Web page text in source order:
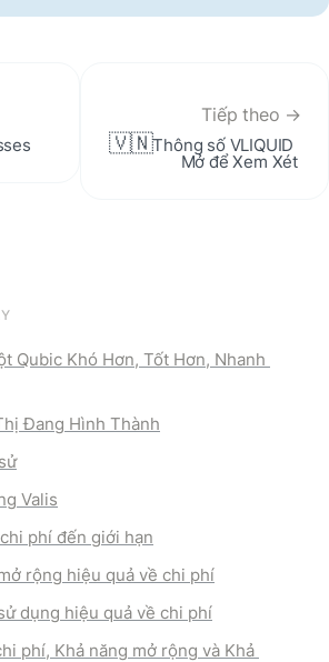
Tiếp theo →
🇻🇳Thông số VLIQUID
Mở để Xem Xét
Qubic Khó Hơn, Tốt Hơn, Nhanh
Đang Hình Thành
Valis
phí đến giới hạn
rộng hiệu quả về chi phí
dụng hiệu quả về chi phí
phí, Khả năng mở rộng và Khả